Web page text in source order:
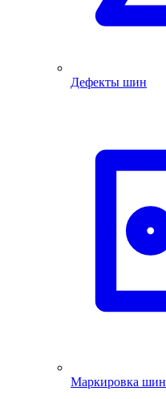
Дефекты шин
Маркировка шин